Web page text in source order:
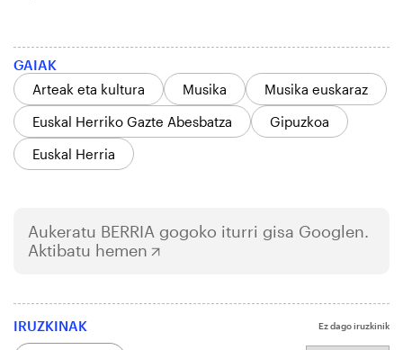
GAIAK
Arteak eta kultura
Musika
Musika euskaraz
Euskal Herriko Gazte Abesbatza
Gipuzkoa
Euskal Herria
Aukeratu BERRIA gogoko iturri gisa Googlen.
Aktibatu hemen
IRUZKINAK Ez dago iruzkinik